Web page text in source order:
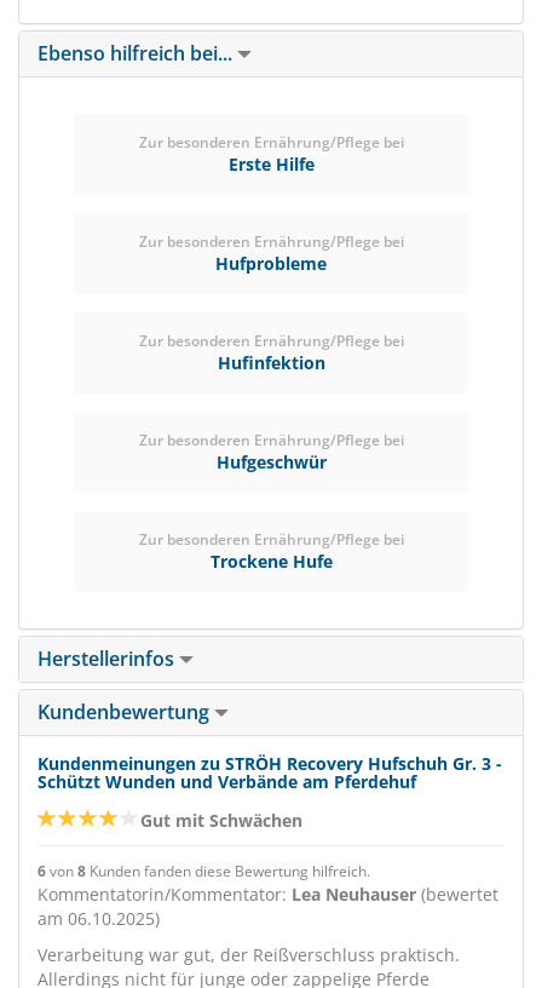
Ebenso hilfreich bei...
Zur besonderen Ernährung/Pflege bei
Erste Hilfe
Zur besonderen Ernährung/Pflege bei
Hufprobleme
Zur besonderen Ernährung/Pflege bei
Hufinfektion
Zur besonderen Ernährung/Pflege bei
Hufgeschwür
Zur besonderen Ernährung/Pflege bei
Trockene Hufe
Herstellerinfos
Kundenbewertung
Kundenmeinungen zu STRÖH Recovery Hufschuh Gr. 3 -
Schützt Wunden und Verbände am Pferdehuf
Gut mit Schwächen
6von8 Kunden fanden diese Bewertung hilfreich.
Kommentatorin/Kommentator: Lea Neuhauser (bewertet
am 06.10.2025)
Verarbeitung war gut, der Reißverschluss praktisch.
Allerdings nicht für junge oder zappelige Pferde